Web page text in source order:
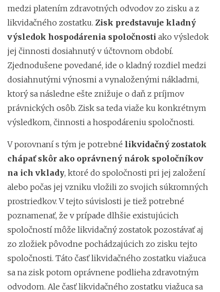
medzi platením zdravotných odvodov zo zisku a z
likvidačného zostatku. Zisk predstavuje kladný
výsledok hospodárenia spoločnosti ako výsledok
jej činnosti dosiahnutý v účtovnom období.
Zjednodušene povedané, ide o kladný rozdiel medzi
dosiahnutými výnosmi a vynaloženými nákladmi,
ktorý sa následne ešte znižuje o daň z príjmov
právnických osôb. Zisk sa teda viaže ku konkrétnym
výsledkom, činnosti a hospodáreniu spoločnosti.
V porovnaní s tým je potrebné likvidačný zostatok
chápať skôr ako oprávnený nárok spoločníkov
na ich vklady, ktoré do spoločnosti pri jej založení
alebo počas jej vzniku vložili zo svojich súkromných
prostriedkov. V tejto súvislosti je tiež potrebné
poznamenať, že v prípade dlhšie existujúcich
spoločností môže likvidačný zostatok pozostávať aj
zo zložiek pôvodne pochádzajúcich zo zisku tejto
spoločnosti. Táto časť likvidačného zostatku viažuca
sa na zisk potom oprávnene podlieha zdravotným
odvodom. Ale časť likvidačného zostatku viažuca sa